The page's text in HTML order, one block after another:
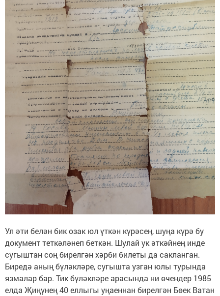
Ул әти белән бик озак юл үткән күрәсең, шуңа күрә бу
документ теткәләнеп беткән. Шулай ук әткәйнең инде
сугыштан соң бирелгән хәрби билеты да сакланган.
Биредә аның бүләкләре, сугышта узган юлы турында
язмалар бар. Тик бүләкләре арасында ни өчендер 1985
елда Җиңүнең 40 еллыгы уңаеннан бирелгән Бөек Ватан